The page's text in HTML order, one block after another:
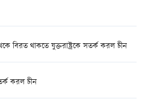
বিরত থাকতে যুক্তরাষ্ট্রকে সতর্ক করল চীন
করল চীন